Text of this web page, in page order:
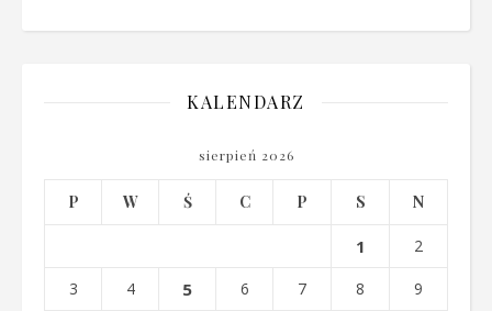
KALENDARZ
sierpień 2026
P W Ś C P S N
1 2
3 4 5 6 7 8 9